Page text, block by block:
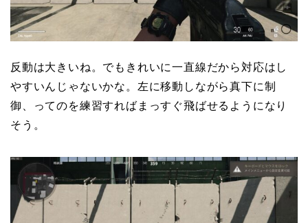
反動は大きいね。でもきれいに一直線だから対応はし
やすいんじゃないかな。左に移動しながら真下に制
御、ってのを練習すればまっすぐ飛ばせるようになり
そう。